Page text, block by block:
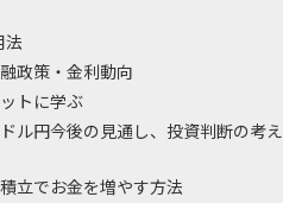
法
融政策・金利動向
トに学ぶ
ドル円今後の見通し、投資判断の考え
立でお金を増やす方法